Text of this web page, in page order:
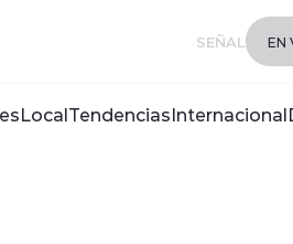
SEÑAL EN
LocalTendenciasInternacional